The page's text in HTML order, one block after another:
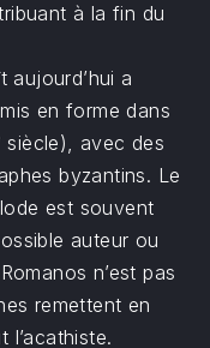
à la fin du
aujourd’hui a
en forme dans
siècle), avec des
byzantins. Le
est souvent
auteur ou
n’est pas
remettent en
l’acathiste.